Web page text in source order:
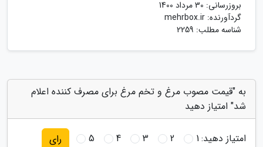
بروزرسانی: 30 مرداد 1400
گردآورنده: mehrbox.ir
شناسه مطلب: 2259
به "قیمت مصوب مرغ و تخم مرغ برای مصرف کننده اعلام
شد" امتیاز دهید
امتیاز دهید:1
2
3
4
5 رای